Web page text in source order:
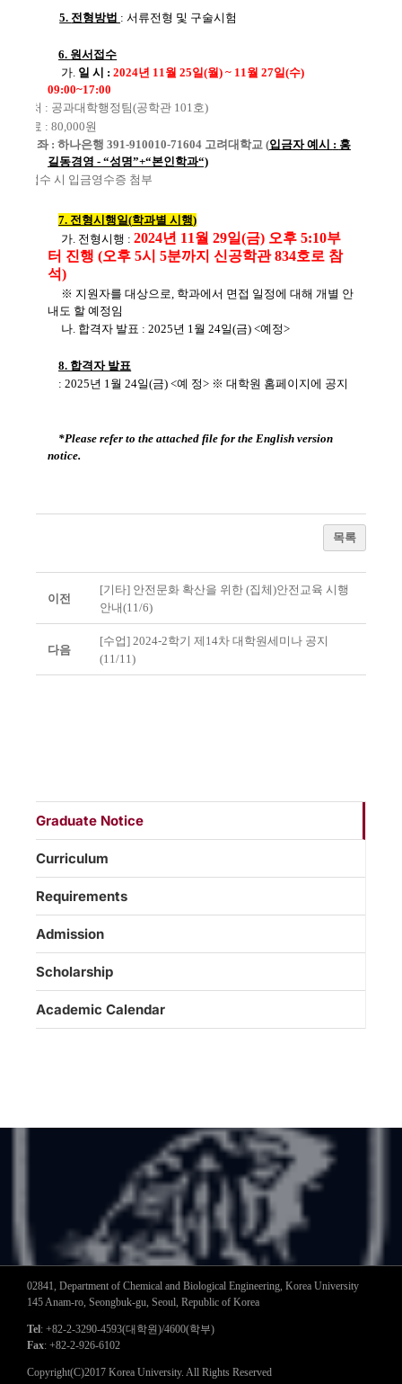
5. 전형방법 :서류전형 및 구술시험
6. 원서접수
가. 일 시 :2024년 11월25일(월) ~ 11월27일(수)
09:00~17:00
접 수 처 : 공과대학행정팀(공학관 101호)
전 형 료 : 80,000원
입금계좌 : 하나은행 391-910010-71604 고려대학교 (입금자 예시 : 홍
길동경영 - “성명”+“본인학과“)
원서 접수 시 입금영수증 첨부
7. 전형시행일(학과별 시행)
가. 전형시행 : 2024년 11월 29일(금) 오후 5:10부
터 진행 (오후 5시 5분까지 신공학관 834호로 참
석)
※ 지원자를 대상으로, 학과에서 면접 일정에 대해 개별 안
내도 할 예정임
나. 합격자 발표 : 2025년 1월 24일(금) <예정>
8. 합격자 발표
:2025년 1 월 24일(금) <예 정> ※대학원 홈페이지에 공지
*Please refer to the attached file for the English version
notice.
목록
이전
[기타] 안전문화 확산을 위한 (집체)안전교육 시행
안내(11/6)
다음
[수업] 2024-2학기 제14차 대학원세미나 공지
(11/11)
Graduate Notice
Curriculum
Requirements
Admission
Scholarship
Academic Calendar
02841, Department of Chemical and Biological Engineering, Korea University
145 Anam-ro, Seongbuk-gu, Seoul, Republic of Korea
Tel: +82-2-3290-4593(대학원)/4600(학부)
Fax: +82-2-926-6102
Copyright(C)2017 Korea University. All Rights Reserved